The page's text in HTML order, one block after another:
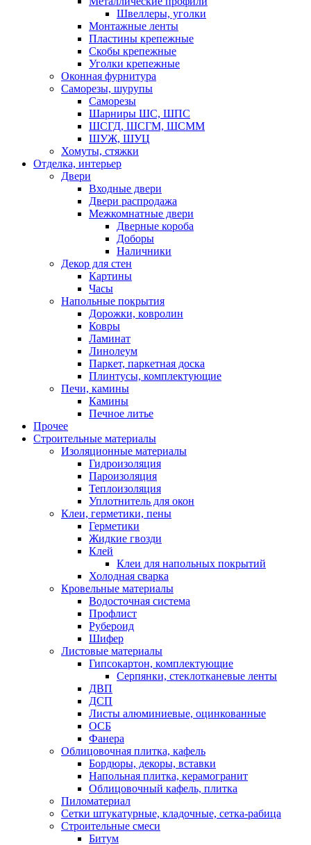
Швеллеры, уголки
Монтажные ленты
Пластины крепежные
Скобы крепежные
Уголки крепежные
Оконная фурнитура
Саморезы, шурупы
Саморезы
Шарниры ШС, ШПС
ШСГД, ШСГМ, ШСММ
ШУЖ, ШУЦ
Хомуты, стяжки
Отделка, интерьер
Двери
Входные двери
Двери распродажа
Межкомнатные двери
Дверные короба
Доборы
Наличники
Декор для стен
Картины
Часы
Напольные покрытия
Дорожки, ковролин
Ковры
Ламинат
Линолеум
Паркет, паркетная доска
Плинтусы, комплектующие
Печи, камины
Камины
Печное литье
Прочее
Строительные материалы
Изоляционные материалы
Гидроизоляция
Пароизоляция
Теплоизоляция
Уплотнитель для окон
Клеи, герметики, пены
Герметики
Жидкие гвозди
Клей
Клеи для напольных покрытий
Холодная сварка
Кровельные материалы
Водосточная система
Профлист
Рубероид
Шифер
Листовые материалы
Гипсокартон, комплектующие
Серпянки, стеклотканевые ленты
ДВП
ДСП
Листы алюминиевые, оцинкованные
ОСБ
Фанера
Облицовочная плитка, кафель
Бордюры, декоры, вставки
Напольная плитка, керамогранит
Облицовочный кафель, плитка
Пиломатериал
Сетки штукатурные, кладочные, сетка-рабица
Строительные смеси
Битум